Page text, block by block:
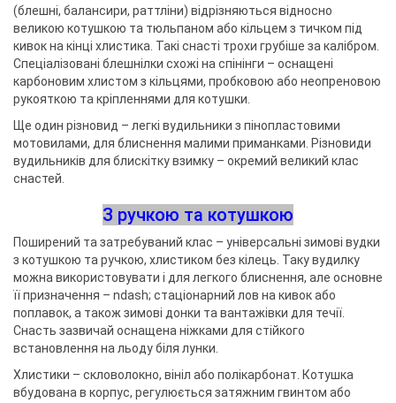
(блешні, балансири, раттліни) відрізняються відносно
великою котушкою та тюльпаном або кільцем з тичком під
кивок на кінці хлистика. Такі снасті трохи грубіше за калібром.
Спеціалізовані блешнілки схожі на спінінги – оснащені
карбоновим хлистом з кільцями, пробковою або неопреновою
рукояткою та кріпленнями для котушки.
Ще один різновид – легкі вудильники з пінопластовими
мотовилами, для блиснення малими приманками. Різновиди
вудильників для блискітку взимку – окремий великий клас
снастей.
З ручкою та котушкою
Поширений та затребуваний клас – універсальні зимові вудки
з котушкою та ручкою, хлистиком без кілець. Таку вудилку
можна використовувати і для легкого блиснення, але основне
її призначення – ndash; стаціонарний лов на кивок або
поплавок, а також зимові донки та вантажівки для течії.
Снасть зазвичай оснащена ніжками для стійкого
встановлення на льоду біля лунки.
Хлистики – скловолокно, вініл або полікарбонат. Котушка
вбудована в корпус, регулюється затяжним гвинтом або